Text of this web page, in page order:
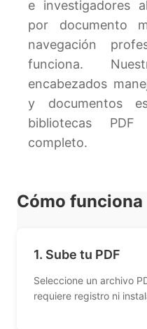
e investigadores
por documento
navegación
funciona.
encabezados
y documentos
bibliotecas
completo.
Cómo funciona
1. Sube tu PDF
Seleccione un archivo
requiere registro ni